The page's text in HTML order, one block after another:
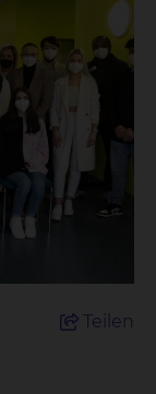
Teilen